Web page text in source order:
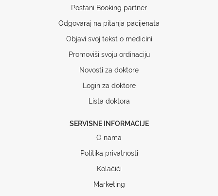
Postani Booking partner
Odgovaraj na pitanja pacijenata
Objavi svoj tekst o medicini
Promoviši svoju ordinaciju
Novosti za doktore
Login za doktore
Lista doktora
SERVISNE INFORMACIJE
O nama
Politika privatnosti
Kolačići
Marketing